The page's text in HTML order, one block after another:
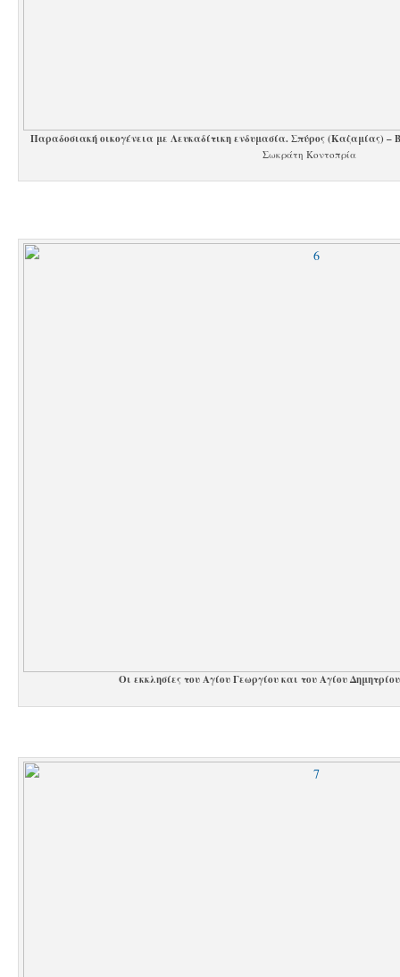
Παραδοσιακή οικογένεια με Λευκαδίτικη ενδυμασία. Σπύρος (Καζαμίας) –
Σωκράτη Κοντοπρία
Οι εκκλησίες του Αγίου Γεωργίου και του Αγίου